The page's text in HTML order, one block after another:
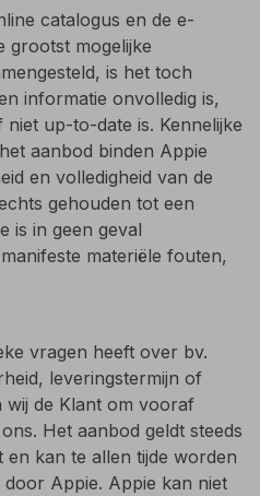
catalogus en de e-
grootst mogelijke
is het toch
informatie onvolledig is,
up-to-date is. Kennelijke
aanbod binden Appie
en volledigheid van de
gehouden tot een
is in geen geval
materiële fouten,
vragen heeft over bv.
leveringstermijn of
wij de Klant om vooraf
Het aanbod geldt steeds
kan te allen tijde worden
Appie. Appie kan niet